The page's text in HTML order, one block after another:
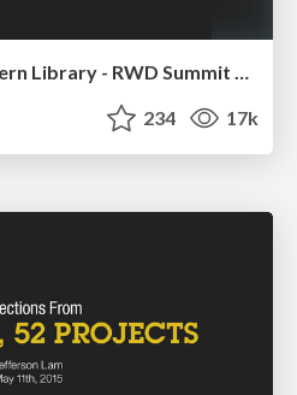
Fight the Zombie Pattern Library - RWD Summit 2016
234 17k